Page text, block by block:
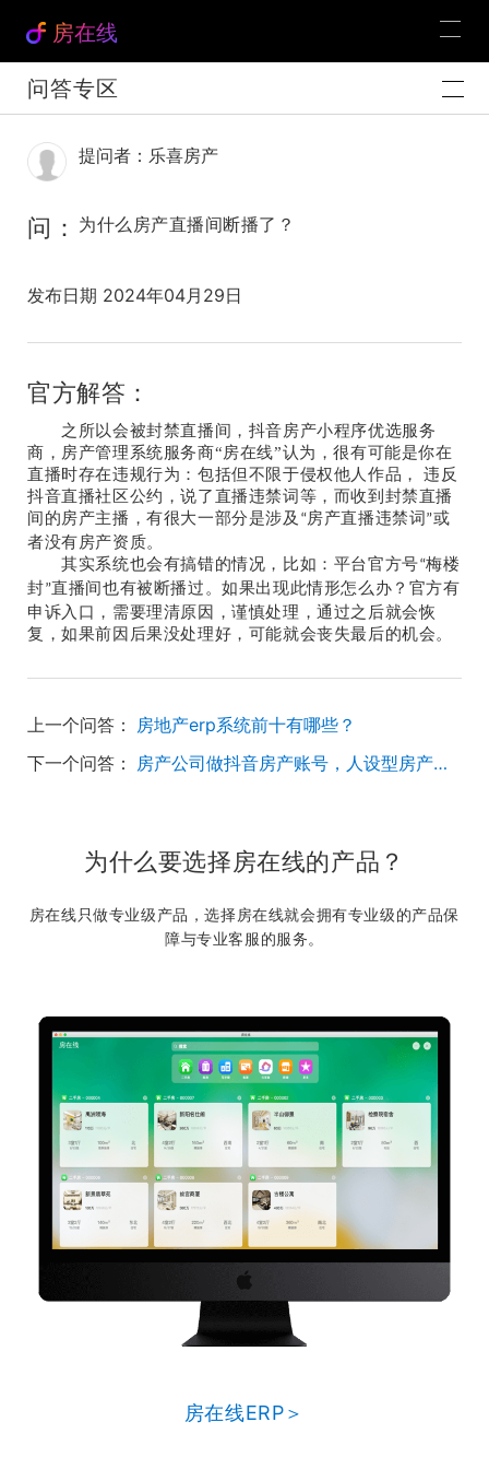
房在线
问答专区
提问者：乐喜房产
问： 为什么房产直播间断播了？
发布日期 2024年04月29日
官方解答：
之所以会被封禁直播间，抖音房产小程序优选服务
商，房产管理系统服务商“房在线”认为，很有可能是你在
直播时存在违规行为：包括但不限于侵权他人作品，
违反
抖音直播社区公约，说了直播违禁词等，而收到封禁直播
间的房产主播，有很大一部分是涉及 “房产直播违禁词 ”或
者没有房产资质。
其实系统也会有搞错的情况，比如：平台官方号“梅楼
封”直播间也有被断播过。如果出现此情形怎么办？官方有
申诉入口，需要理清原因，谨慎处理，通过之后就会恢
复，如果前因后果没处理好，可能就会丧失最后的机会。
上一个问答： 房地产erp系统前十有哪些？
下一个问答：
房产公司做抖音房产账号，人设型房产号视频怎么做？
为什么要选择房在线的产品？
房在线只做专业级产品，选择房在线就会拥有专业级的产品保
障与专业客服的服务。
房在线ERP＞